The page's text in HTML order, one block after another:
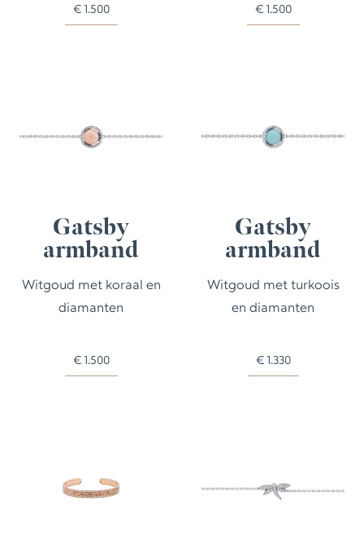
€ 1.500 € 1.500
Gatsby
armband
Witgoud met koraal en
diamanten
€ 1.500
Gatsby
armband
Witgoud met turkoois
en diamanten
€ 1.330